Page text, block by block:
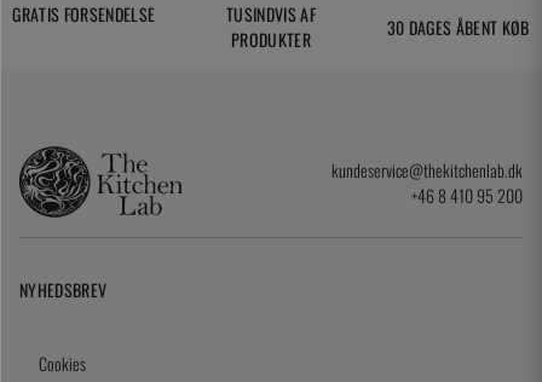
GRATIS FORSENDELSE
TUSINDVIS AF
PRODUKTER
30 DAGES ÅBENT KØB
kundeservice@thekitchenlab.dk
+46 8 410 95 200
NYHEDSBREV
Cookies